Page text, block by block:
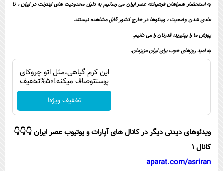
علم و دانش
سرگرمی
باشگاه مغز
فیلم
اقتصاد
ورزش
سیاست
سرگرمی
عصر ایران 2
خواندنی ها و دیدنی ها
داستان کوتاه
پیامک
آموزش زبان
به استحضار همراهان فرهیخته عصر ایران می رسانیم به دلیل محدودیت های اینترنت در ایران ، تا
عادی شدن وضعیت ، ویدئوها در خارج کشور قابل مشاهده نیستند.
پوزش ما را بپذیرید؛ قدرتان را می دانیم.
به امید روزهای خوب برای ایران عزیزمان.
این کرم گیاهی،مثل اتو چروکای
پوستتوصاف میکنه!50%تخفیف
تخفیف ویژه!
ویدئوهای دیدنی دیگر در کانال های آپارات و یوتیوب عصر ایران 👇👇👇
کانال 1
aparat.com/asriran